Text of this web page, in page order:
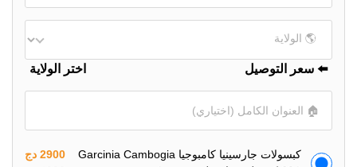
⬅️ سعر التوصيل اختر الولاية
كبسولات جارسينيا كامبوجيا Garcinia Cambogia
2900 دج